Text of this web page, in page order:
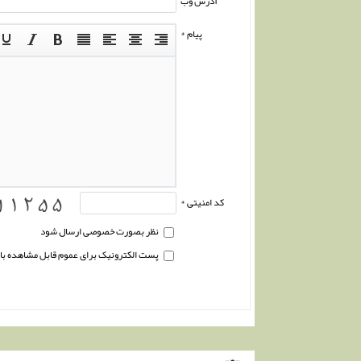
پیام *
کد امنیتی *
نظر بصورت خصوصی ارسال شود
پست الکترونیک برای عموم قابل مشاهده